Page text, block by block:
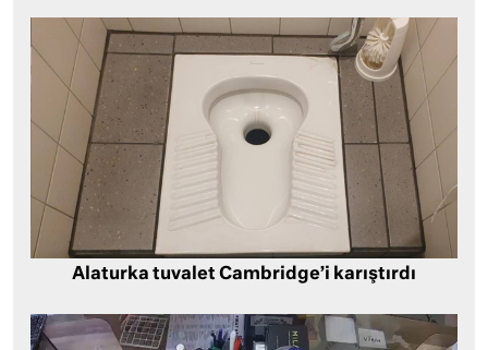
Alaturka tuvalet Cambridge’i karıştırdı